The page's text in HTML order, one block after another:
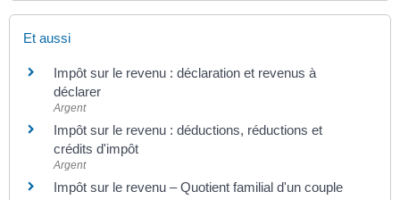
Et aussi
Impôt sur le revenu : déclaration et revenus à
déclarer
Argent
Impôt sur le revenu : déductions, réductions et
crédits d'impôt
Argent
Impôt sur le revenu – Quotient familial d'un couple